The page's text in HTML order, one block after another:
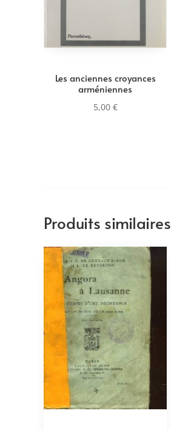
Les anciennes croyances
arméniennes
5,00 €
Produits similaires